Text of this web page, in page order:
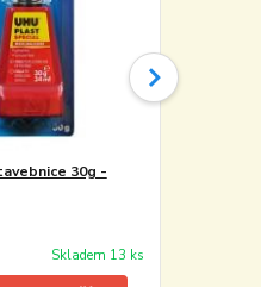
30g -
Skladem 13 ks